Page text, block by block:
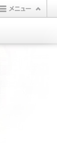
ログイン